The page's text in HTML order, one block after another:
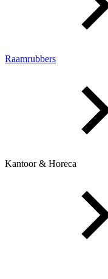
Raamrubbers
Kantoor & Horeca